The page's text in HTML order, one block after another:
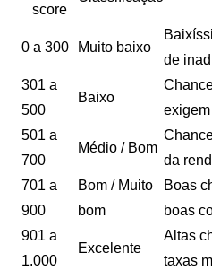
score
0 a 300 Muito baixo
de
301 a
500
Baixo
501 a
700
Médio / Bom
da
701 a
900
Bom / Muito
bom
Boas
boas
901 a
1.000
Excelente
Altas
taxas